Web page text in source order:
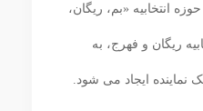
انتخابیه «بم، ریگان،
ریگان و فهرج، به
نماینده ایجاد می‏ شود.